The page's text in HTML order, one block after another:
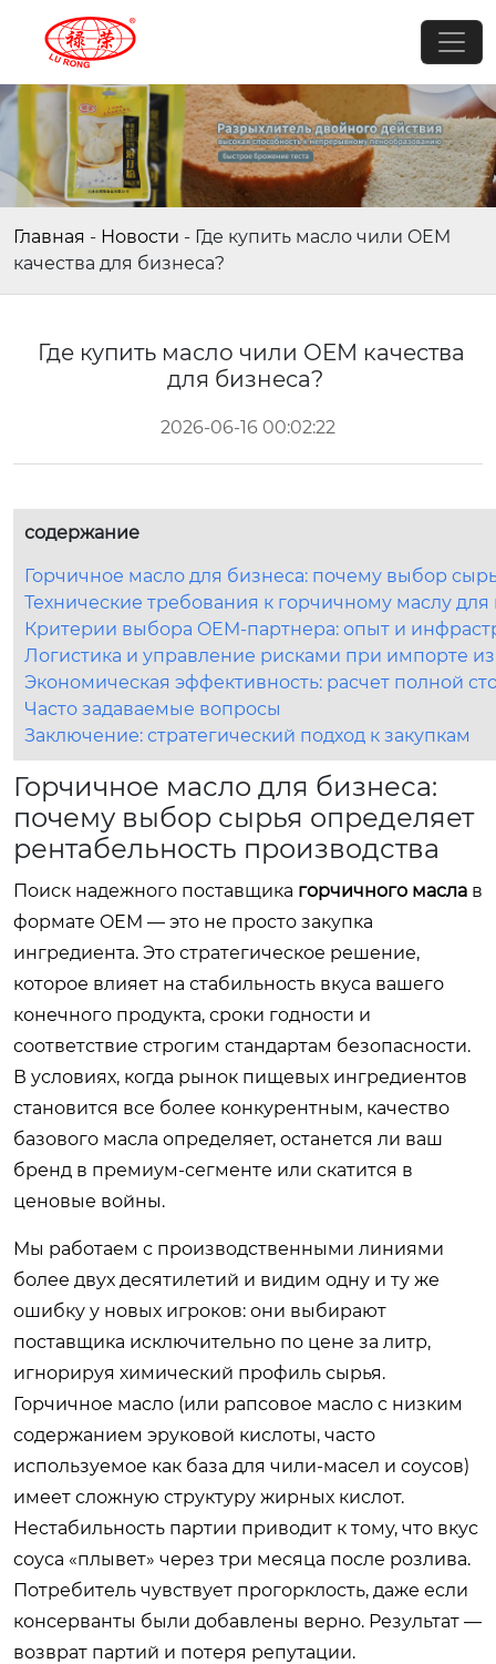
Главная - Новости - Где купить масло чили OEM
качества для бизнеса?
Где купить масло чили OEM качества
для бизнеса?
2026-06-16 00:02:22
содержание
Горчичное масло для бизнеса: почему выбор
Технические требования к горчичному маслу
Критерии выбора OEM-партнера: опыт и
Логистика и управление рисками при импорте
Экономическая эффективность: расчет полной
Часто задаваемые вопросы
Заключение: стратегический подход к закупкам
Горчичное масло для бизнеса:
почему выбор сырья определяет
рентабельность производства
Поиск надежного поставщика горчичного масла в
формате OEM — это не просто закупка
ингредиента. Это стратегическое решение,
которое влияет на стабильность вкуса вашего
конечного продукта, сроки годности и
соответствие строгим стандартам безопасности.
В условиях, когда рынок пищевых ингредиентов
становится все более конкурентным, качество
базового масла определяет, останется ли ваш
бренд в премиум-сегменте или скатится в
ценовые войны.
Мы работаем с производственными линиями
более двух десятилетий и видим одну и ту же
ошибку у новых игроков: они выбирают
поставщика исключительно по цене за литр,
игнорируя химический профиль сырья.
Горчичное масло (или рапсовое масло с низким
содержанием эруковой кислоты, часто
используемое как база для чили-масел и соусов)
имеет сложную структуру жирных кислот.
Нестабильность партии приводит к тому, что вкус
соуса «плывет» через три месяца после розлива.
Потребитель чувствует прогорклость, даже если
консерванты были добавлены верно. Результат —
возврат партий и потеря репутации.